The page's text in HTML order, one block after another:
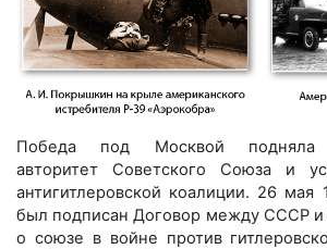
Победа под Москвой подняла
авторитет Советского Союза и
антигитлеровской коалиции. 26 мая
был подписан Договор между СССР и
о союзе в войне против